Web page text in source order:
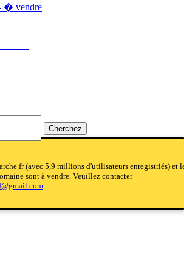
Cherchez
(avec 5,9 millions d'utilisateurs enregistriés) et
sont à vendre. Veuillez contacter